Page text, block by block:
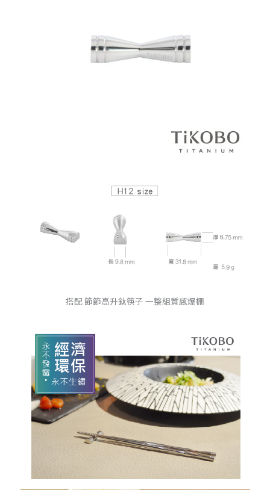
搭配 節節高升鈦筷子 一整組質感爆棚